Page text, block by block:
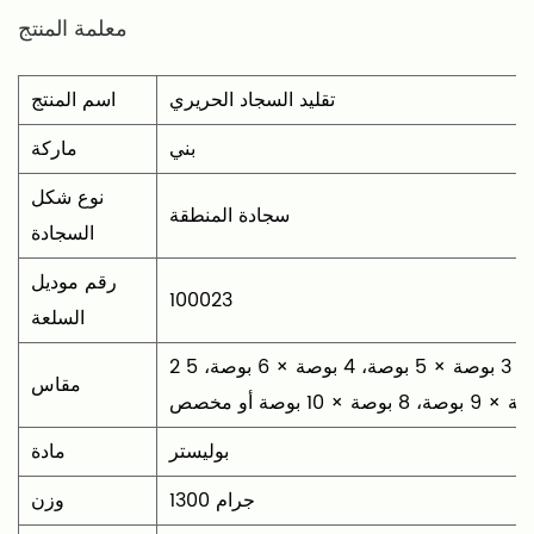
معلمة المنتج
اسم المنتج
تقليد السجاد الحريري
ماركة
بني
نوع شكل
السجادة
سجادة المنطقة
رقم موديل
السلعة
100023
مقاس
2 بوصة × 3 بوصة، 2 بوصة × 6 بوصة، 3 بوصة × 5 بوصة، 4 بوصة × 6 بوصة، 5
مادة
بوليستر
وزن
1300 جرام